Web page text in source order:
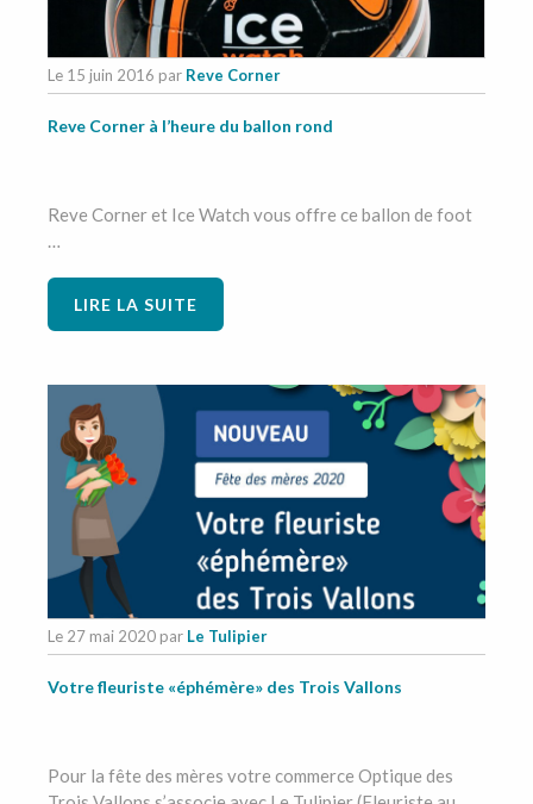
Le 15 juin 2016 par Reve Corner
Reve Corner à l’heure du ballon rond
Reve Corner et Ice Watch vous offre ce ballon de foot
…
LIRE LA SUITE
Le 27 mai 2020 par Le Tulipier
Votre fleuriste «éphémère» des Trois Vallons
Pour la fête des mères votre commerce Optique des